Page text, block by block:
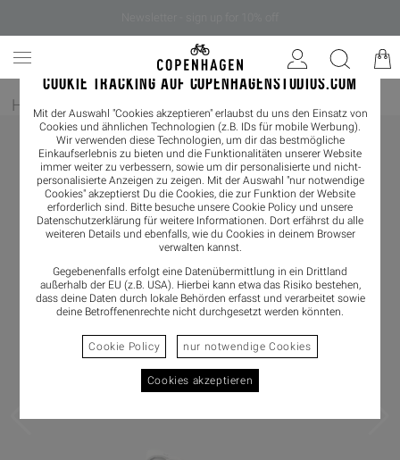
COOKIE TRACKING AUF COPENHAGENSTUDIOS.COM
Mit der Auswahl "Cookies akzeptieren" erlaubst du uns den Einsatz von
Cookies und ähnlichen Technologien (z.B. IDs für mobile Werbung).
Wir verwenden diese Technologien, um dir das bestmögliche
Einkaufserlebnis zu bieten und die Funktionalitäten unserer Website
immer weiter zu verbessern, sowie um dir personalisierte und nicht-
personalisierte Anzeigen zu zeigen. Mit der Auswahl "nur notwendige
Cookies" akzeptierst Du die Cookies, die zur Funktion der Website
erforderlich sind. Bitte besuche unsere Cookie Policy und unsere
Datenschutzerklärung für weitere Informationen. Dort erfährst du alle
weiteren Details und ebenfalls, wie du Cookies in deinem Browser
verwalten kannst.
Gegebenenfalls erfolgt eine Datenübermittlung in ein Drittland
außerhalb der EU (z.B. USA). Hierbei kann etwa das Risiko bestehen,
dass deine Daten durch lokale Behörden erfasst und verarbeitet sowie
deine Betroffenenrechte nicht durchgesetzt werden könnten.
Cookie Policy nur notwendige Cookies
Cookies akzeptieren
Home / Damen/ Sneaker Sneaker Low